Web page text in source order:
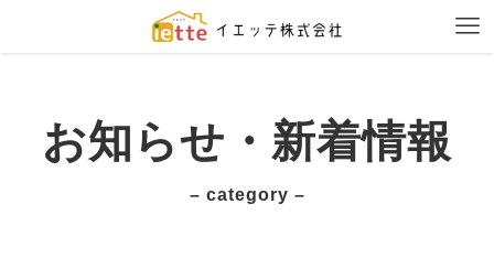
お知らせ・新着情報
– category –